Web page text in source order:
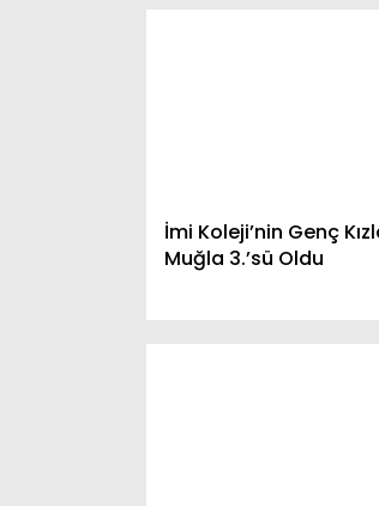
İmi Koleji’nin Genç
Muğla 3.’sü Oldu